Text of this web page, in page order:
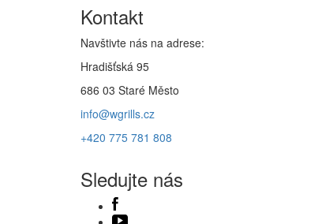
Kontakt
Navštivte nás na adrese:
Hradišťská 95
686 03 Staré Město
info@wgrills.cz
+420 775 781 808
Sledujte nás